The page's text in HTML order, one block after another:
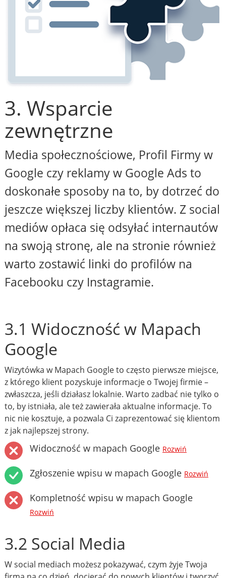
3. Wsparcie
zewnętrzne
Media społecznościowe, Profil Firmy w
Google czy reklamy w Google Ads to
doskonałe sposoby na to, by dotrzeć do
jeszcze większej liczby klientów. Z social
mediów opłaca się odsyłać internautów
na swoją stronę, ale na stronie również
warto zostawić linki do profilów na
Facebooku czy Instagramie.
3.1 Widoczność w Mapach
Google
Wizytówka w Mapach Google to często pierwsze miejsce,
z którego klient pozyskuje informacje o Twojej firmie –
zwłaszcza, jeśli działasz lokalnie. Warto zadbać nie tylko o
to, by istniała, ale też zawierała aktualne informacje. To
nic nie kosztuje, a pozwala Ci zaprezentować się klientom
z jak najlepszej strony.
Widoczność w mapach Google Rozwiń
Zgłoszenie wpisu w mapach Google Rozwiń
Kompletność wpisu w mapach Google
Rozwiń
3.2 Social Media
W social mediach możesz pokazywać, czym żyje Twoja